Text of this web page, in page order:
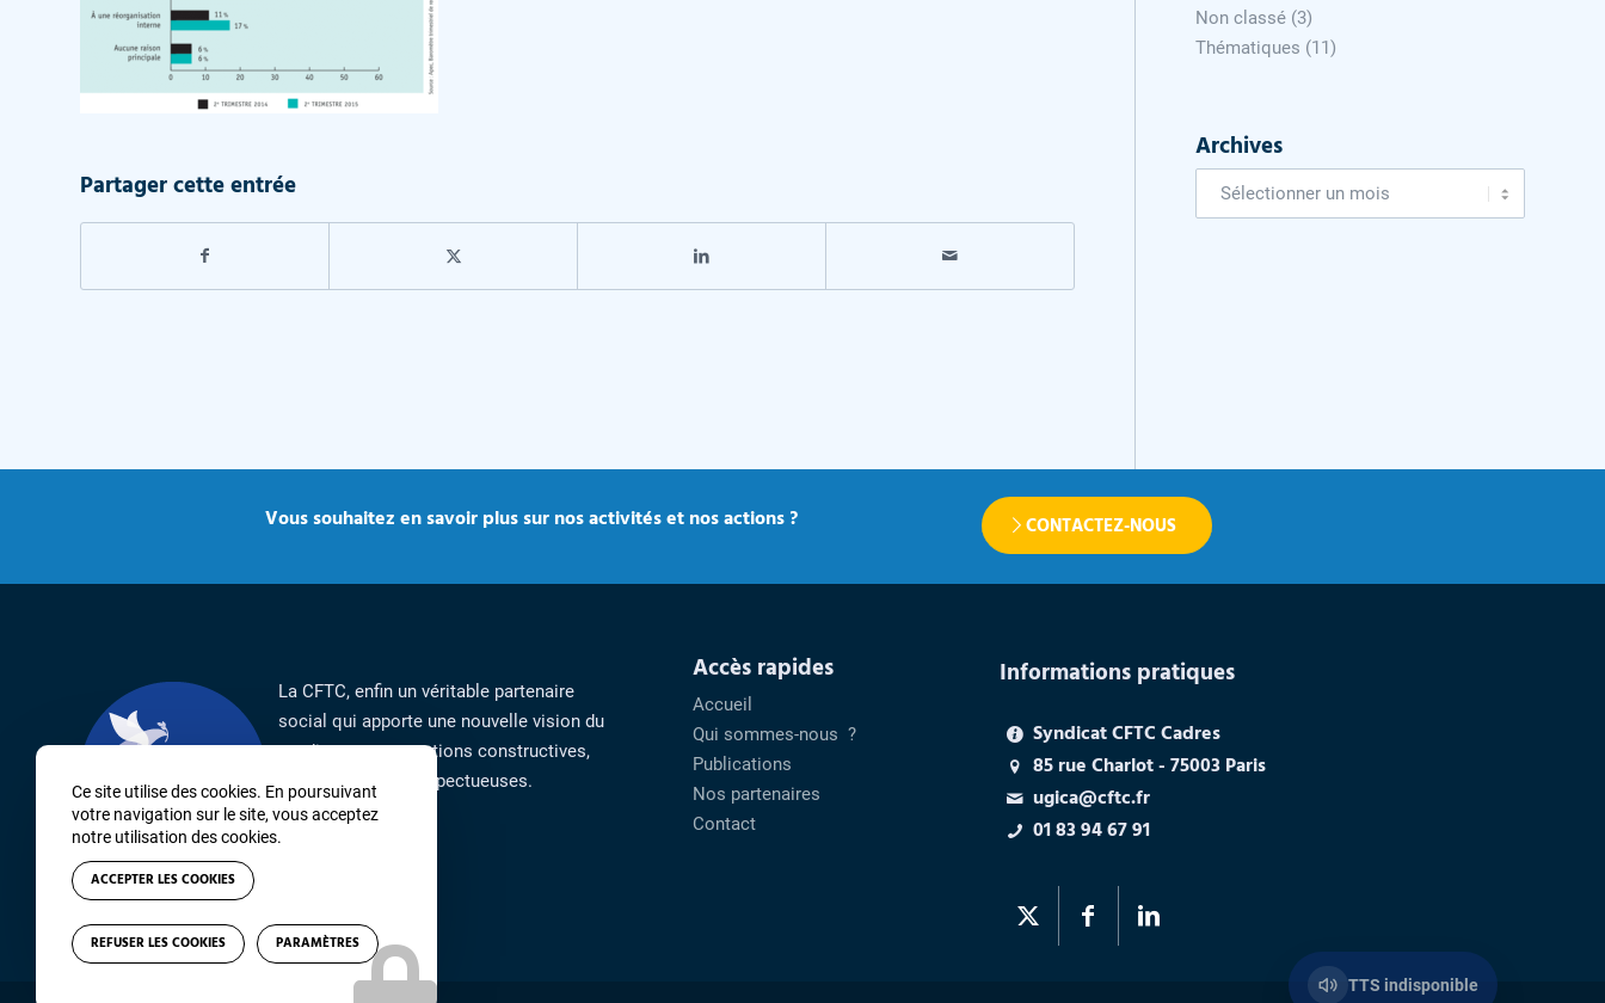
Partager cette entrée
Non classé (3)
Thématiques (11)
Archives
Vous souhaitez en savoir plus sur nos activités et nos actions ? CONTACTEZ-NOUS
La CFTC, enfin un véritable partenaire
social qui apporte une nouvelle vision du
syndicat par ses actions constructives,
responsables et respectueuses.
Accès rapides
Accueil
Qui sommes-nous ?
Publications
Nos partenaires
Contact
Informations pratiques
Syndicat CFTC Cadres
85 rue Charlot - 75003 Paris
ugica@cftc.fr
01 83 94 67 91
Ce site utilise des cookies. En poursuivant
votre navigation sur le site, vous acceptez
notre utilisation des cookies.
ACCEPTER LES COOKIES
REFUSER LES COOKIES PARAMÈTRES
TTS indisponible